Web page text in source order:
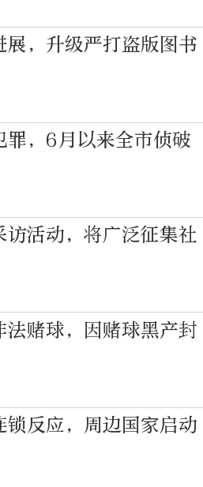
，升级严打盗版图书
罪，6月以来全市侦破
活动，将广泛征集社
赌球，因赌球黑产封
反应，周边国家启动